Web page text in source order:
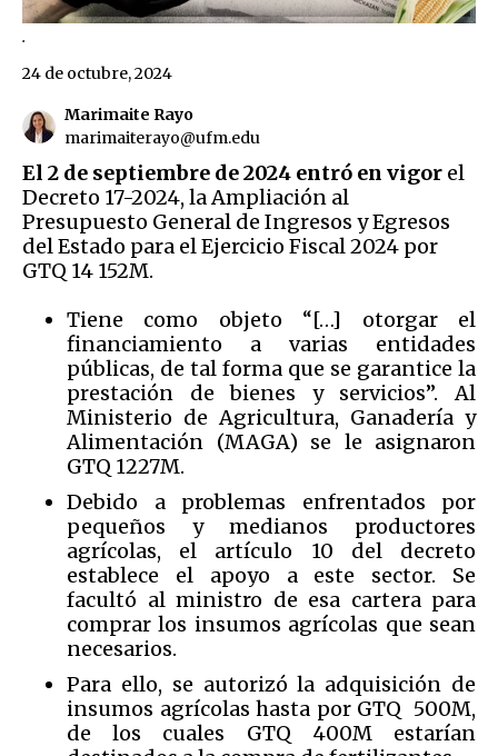
.
Marimaite Rayo
marimaiterayo@ufm.edu
24 de octubre, 2024
El 2 de septiembre de 2024 entró en vigor el
Decreto 17-2024, la Ampliación al
Presupuesto General de Ingresos y Egresos
del Estado para el Ejercicio Fiscal 2024 por
GTQ 14 152M.
Tiene como objeto “[…] otorgar el
financiamiento a varias entidades
públicas, de tal forma que se garantice la
prestación de bienes y servicios”. Al
Ministerio de Agricultura, Ganadería y
Alimentación (MAGA) se le asignaron
GTQ 1227M.
Debido a problemas enfrentados por
pequeños y medianos productores
agrícolas, el artículo 10 del decreto
establece el apoyo a este sector. Se
facultó al ministro de esa cartera para
comprar los insumos agrícolas que sean
necesarios.
Para ello, se autorizó la adquisición de
insumos agrícolas hasta por GTQ 500M,
de los cuales GTQ 400M estarían